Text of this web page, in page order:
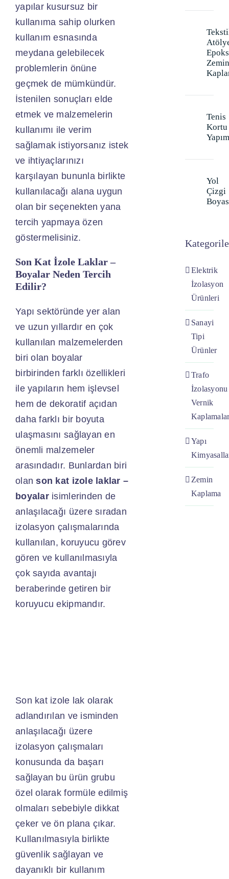
yapılar kusursuz bir
kullanıma sahip olurken
kullanım esnasında
meydana gelebilecek
problemlerin önüne
geçmek de mümkündür.
İstenilen sonuçları elde
etmek ve malzemelerin
kullanımı ile verim
sağlamak istiyorsanız istek
ve ihtiyaçlarınızı
karşılayan bununla birlikte
kullanılacağı alana uygun
olan bir seçenekten yana
tercih yapmaya özen
göstermelisiniz.
Son Kat İzole Laklar –
Boyalar Neden Tercih
Edilir?
Yapı sektöründe yer alan
ve uzun yıllardır en çok
kullanılan malzemelerden
biri olan boyalar
birbirinden farklı özellikleri
ile yapıların hem işlevsel
hem de dekoratif açıdan
daha farklı bir boyuta
ulaşmasını sağlayan en
önemli malzemeler
arasındadır. Bunlardan biri
olan son kat izole laklar –
boyalar isimlerinden de
anlaşılacağı üzere sıradan
izolasyon çalışmalarında
kullanılan, koruyucu görev
gören ve kullanılmasıyla
çok sayıda avantajı
beraberinde getiren bir
koruyucu ekipmandır.
Son kat izole lak olarak
adlandırılan ve isminden
anlaşılacağı üzere
izolasyon çalışmaları
konusunda da başarı
sağlayan bu ürün grubu
özel olarak formüle edilmiş
olmaları sebebiyle dikkat
çeker ve ön plana çıkar.
Kullanılmasıyla birlikte
güvenlik sağlayan ve
dayanıklı bir kullanım
Zemin
Tenis
Kortu
Yol
Çizgi
Elektrik
İzolasyon
Ürünleri
Sanayi
Tipi
Ürünler
Trafo
İzolasyonu
Vernik
Yapı
Zemin
Kaplama